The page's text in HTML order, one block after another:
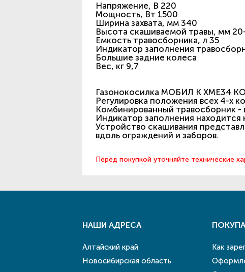
Напряжение, В 220
Мощность, Вт 1500
Ширина захвата, мм 340
Высота скашиваемой травы, мм
Емкость травосборника, л 35
Индикатор заполнения
Большие задние колеса
Вес, кг 9,7
Газонокосилка МОБИЛ К XME34
Регулировка положения всех 4-х
Комбинированный травосборник -
Индикатор заполнения
Устройство скашивания
вдоль ограждений и заборов.
Перед покупкой уточняйте технические
НАШИ АДРЕСА
Алтайский край
Новосибирская область
Как